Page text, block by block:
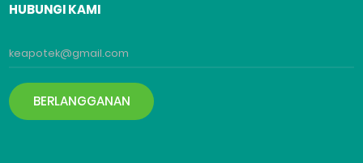
HUBUNGI KAMI
BERLANGGANAN